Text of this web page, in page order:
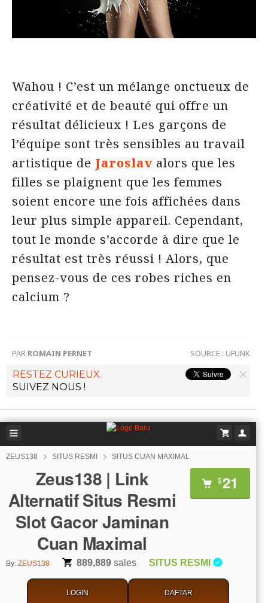
Wahou ! C’est un mélange onctueux de
créativité et de beauté qui offre un
résultat délicieux ! Les garçons de
l’équipe sont très sensibles au travail
artistique de Jaroslav alors que les
filles se plaignent que les femmes
soient encore une fois affichées dans
leur plus simple appareil. Cependant,
tout le monde s’accorde à dire que le
résultat est très réussi ! Alors, que
pensez-vous de ces robes riches en
calcium ?
SOURCE : UFUNK
PAR ROMAIN PERNET
RESTEZ CURIEUX.
SUIVEZ NOUS !
ZEUS138 SITUS RESMI SITUS CUAN MAXIMAL
Zeus138 | Link
Alternatif Situs Resmi
Slot Gacor Jaminan
Cuan Maximal
$21
By: ZEUS138 889,889 sales SITUS RESMI
LOGIN DAFTAR